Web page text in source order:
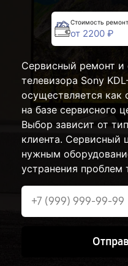
Стоимость
от 2200 ₽
Сервисный ремонт и
телевизора Sony
осуществляется
на базе сервисного
Выбор зависит от
клиента. Сервисный
нужным
устранения проблем